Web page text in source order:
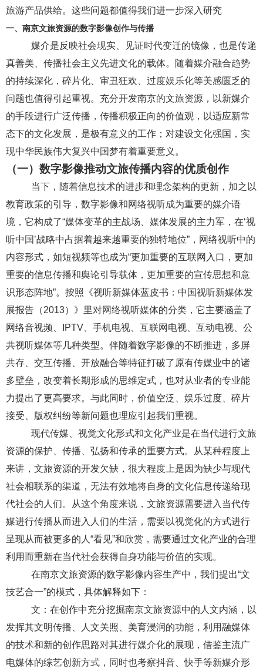
旅游产品供给。这些问题都值得我们进一步深入研究
一、 南京文旅资源的数字影像创作与传播
媒介是反映社会现实、见证时代变迁的镜像，也是传递
真善美、传播社会主义先进文化的载体。随着媒介融合趋势
的持续深化，碎片化、审丑狂欢、过度娱乐化等美感匮乏的
问题也值得引起重视。充分开发南京的文旅资源，以新媒介
的手段进行广泛传播，传播积极正向的价值观，以适应新常
态下的文化发展，是极有意义的工作；对建设文化强国，实
现中华民族伟大复兴中国梦有着重要意义。
（一）数字影像推动文旅传播内容的优质创作
当下，随着信息技术的进步和理念架构的更新，加之以
教育政策的引导，数字影像和网络视听成为重要的媒介语
境，它构成了“媒体变革的主战场、媒体发展的主力军，在‘视
听中国’战略中占据着越来越重要的独特地位” ，网络视听中的
内容形式，如短视频等也成为“更加重要的互联网入口，更加
重要的信息传播和舆论引导载体，更加重要的宣传思想和意
识形态阵地”。按照《视听新媒体蓝皮书：中国视听新媒体发
展报告（2013）》里对网络视听媒体的分类，它主要涵盖了
网络音视频、
IPTV 、手机电视、互联网电视、互动电视、公
共视听媒体等几种类型。伴随着数字影像的不断推进，多屏
共存、交互传播、开放融合等特征打破了原有传媒业中的诸
多壁垒，改变着长期形成的思维定式，也对从业者的专业能
力提出了更高要求。与此同时，价值空泛、娱乐过度、碎片
接受、版权纠纷等新问题也理应引起我们重视。
现代传媒、视觉文化形式和文化产业是在当代进行文旅
资源的保护、传播、弘扬和传承的重要方式。从某种程度上
来讲，文旅资源的开发欠缺，很大程度上是因为缺少与现代
社会相联系的渠道，无法有效地将自身的文化信息传递给现
代社会的人们。从这个角度来说，文旅资源需要进入当代传
媒进行传播从而进入人们的生活，需要以视觉化的方式进行
呈现从而被更多的人 “看见”和欣赏，需要通过文化产业的合理
利用而重新在当代社会获得自身功能与价值的实现。
在南京文旅资源的数字影像内容生产中，我们提出“文
技艺合一”的模式，具体解释如下：
文：在创作中充分挖掘南京文旅资源中的人文内涵，以
发挥其文明传播、人文关照、美育浸润的功能，利用融媒体
的技术和新的创作思路对其进行媒介化的展现，借鉴主流广
电媒体的综艺创新方式，同时也考察抖音、快手等新媒介形